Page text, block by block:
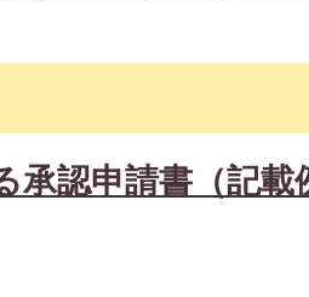
承認申請書（記